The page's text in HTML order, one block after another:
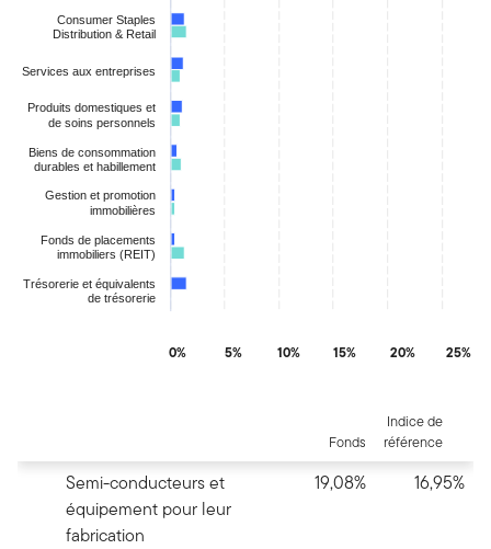
Consumer Staples
Distribution & Retail
Services aux entreprises
Produits domestiques et
de soins personnels
Biens de consommation
durables et habillement
Gestion et promotion
immobilières
Fonds de placements
immobiliers (REIT)
Trésorerie et équivalents
de trésorerie
0% 5% 10% 15% 20% 25%
Fonds
Indice de
référence
Semi-conducteurs et
équipement pour leur
fabrication
19,08% 16,95%